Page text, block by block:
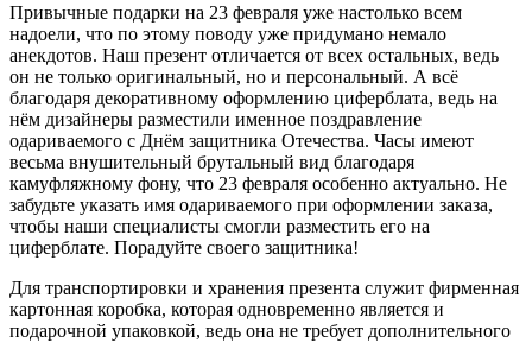
Привычные подарки на 23 февраля уже настолько всем
надоели, что по этому поводу уже придумано немало
анекдотов. Наш презент отличается от всех остальных, ведь
он не только оригинальный, но и персональный. А всё
благодаря декоративному оформлению циферблата, ведь на
нём дизайнеры разместили именное поздравление
одариваемого с Днём защитника Отечества. Часы имеют
весьма внушительный брутальный вид благодаря
камуфляжному фону, что 23 февраля особенно актуально. Не
забудьте указать имя одариваемого при оформлении заказа,
чтобы наши специалисты смогли разместить его на
циферблате. Порадуйте своего защитника!
Для транспортировки и хранения презента служит фирменная
картонная коробка, которая одновременно является и
подарочной упаковкой, ведь она не требует дополнительного